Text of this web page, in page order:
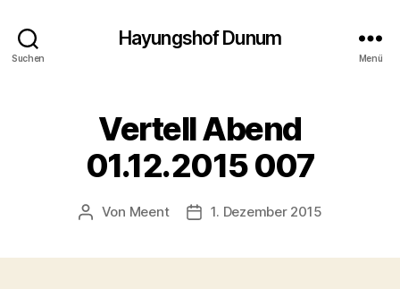
Suchen
Hayungshof Dunum
Menü
Vertell Abend
01.12.2015 007
Beitragsautor
Von Meent Beitragsdatum
1. Dezember 2015